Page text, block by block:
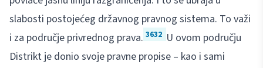
slabosti postojećeg državnog pravnog sistema. To važi
i za područje privrednog prava. 3632 U ovom području
Distrikt je donio svoje pravne propise – kao i sami